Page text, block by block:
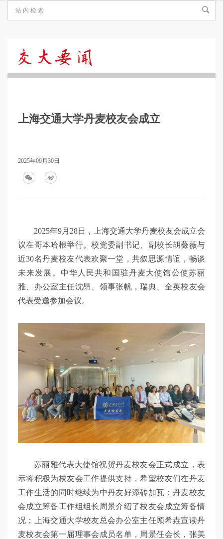
要
上海交通大学丹麦校友会成立
2025年09月30日
2025年9月28日，上海交通大学丹麦校友会成立会
议在哥本哈根举行。校党委副书记、副校长胡薇薇与
近30名丹麦校友代表欢聚一堂，共叙思源情谊，畅谈
未来发展。中华人民共和国驻丹麦大使馆公使苏丽
雅、办公室主任沈昂、领事张帆，瑞典、全英校友会
代表受邀参加会议。
苏丽雅代表大使馆祝贺丹麦校友会正式成立，表
示将积极为校友会工作提供支持，希望校友们在丹麦
工作生活的同时继续为中丹友好添砖加瓦；丹麦校友
会成立筹备工作组组长周景介绍了校友会成立筹备情
况；上海交通大学校友总会办公室主任顾希垚宣读丹
麦校友会第一届理事会成员名单，周景任会长，张美